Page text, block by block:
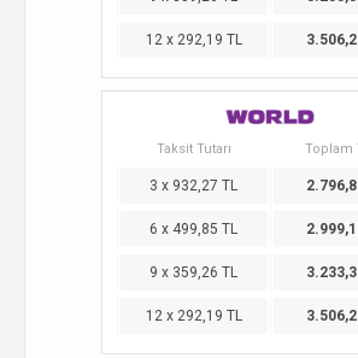
12 x 292,19 TL
Taksit Tutarı Toplam
3 x 932,27 TL
6 x 499,85 TL
9 x 359,26 TL
12 x 292,19 TL